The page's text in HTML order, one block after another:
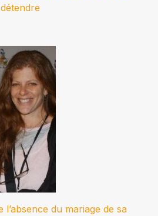
du mariage de sa